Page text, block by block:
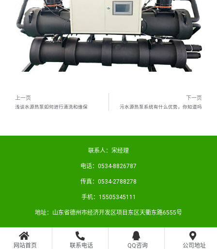
上一页
浅谈水源热泵如何进行清洗和维保
下一页
污水源热泵系统有什么优势，你知道吗
联系人：宋经理
电话：0534-8826787
传真：0534-2788278
手机：15505345111
地址：山东省德州市经济开发区项目东区天衢东路6555号
网站首页 联系电话 QQ咨询 公司地址